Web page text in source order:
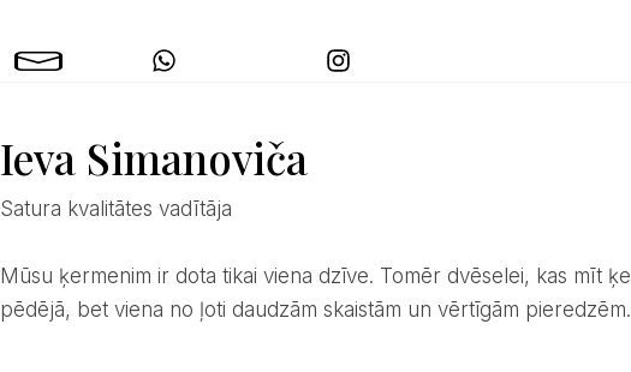
Ieva Simanoviča
Satura kvalitātes vadītāja
Mūsu ķermenim ir dota tikai viena dzīve. Tomēr dvēselei, kas mīt ķermenī, šī nav ne pirmā, ne
pēdējā, bet viena no ļoti daudzām skaistām un vērtīgām pieredzēm.